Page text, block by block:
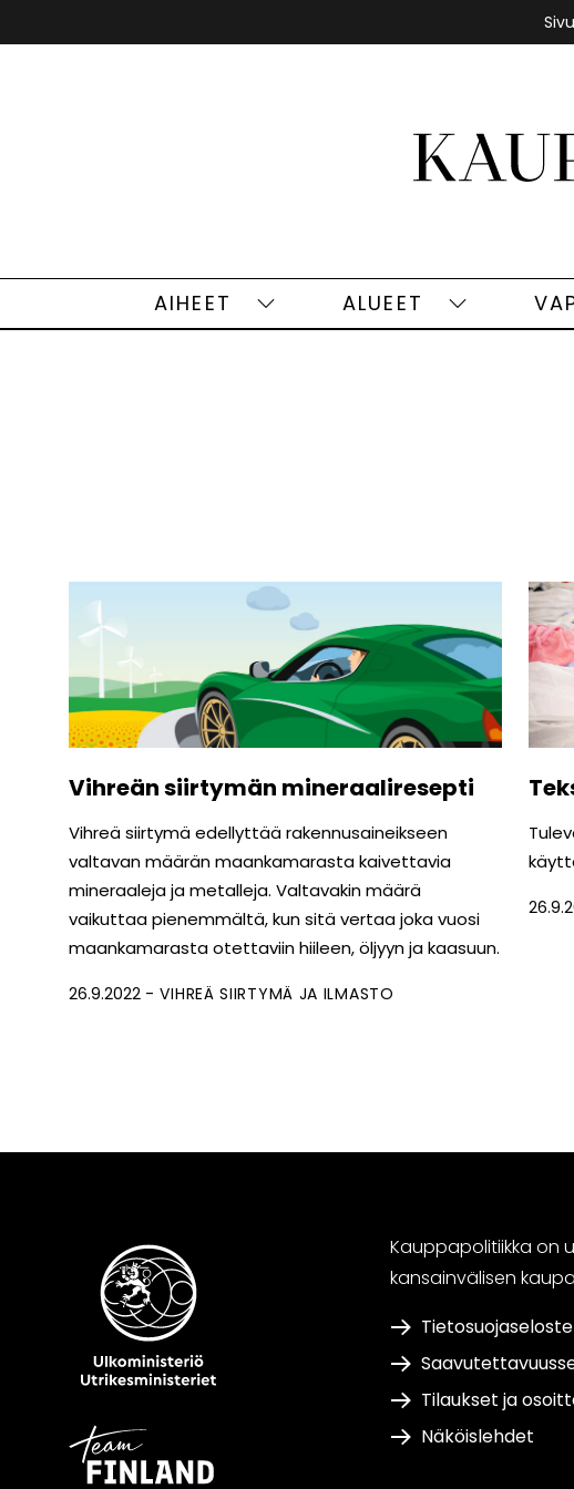
AIHEET
Aiheet
ALUEET
Alueet
Vihreän siirtymän mineraaliresepti
Vihreä siirtymä edellyttää rakennus­aineikseen
valtavan määrän maan­kamarasta kaivettavia
mineraaleja ja metalleja. Valtavakin määrä
vaikuttaa pienemmältä, kun sitä vertaa joka vuosi
maankamarasta otettaviin hiileen, öljyyn ja kaasuun.
26.9.2022 VIHREÄ SIIRTYMÄ JA ILMASTO
Kauppapolitiikka on
kansainvälisen
Tietosuojaseloste
Tilaukset ja
Näköislehdet